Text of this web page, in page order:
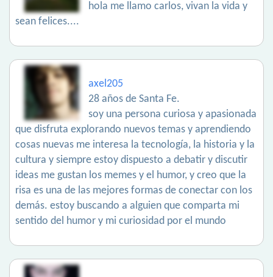
hola me llamo carlos, vivan la vida y
sean felices....
axel205
28 años de Santa Fe.
soy una persona curiosa y apasionada
que disfruta explorando nuevos temas y aprendiendo
cosas nuevas me interesa la tecnología, la historia y la
cultura y siempre estoy dispuesto a debatir y discutir
ideas me gustan los memes y el humor, y creo que la
risa es una de las mejores formas de conectar con los
demás. estoy buscando a alguien que comparta mi
sentido del humor y mi curiosidad por el mundo